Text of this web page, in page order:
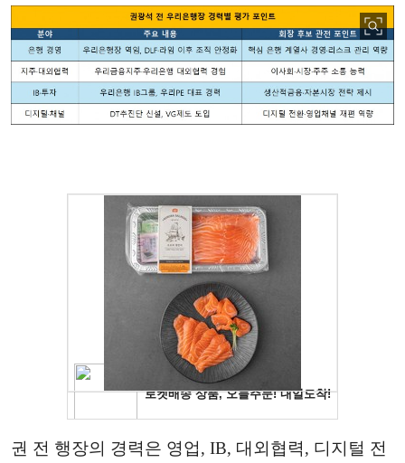
권 전 행장의 경력은 영업, IB, 대외협력, 디지털 전